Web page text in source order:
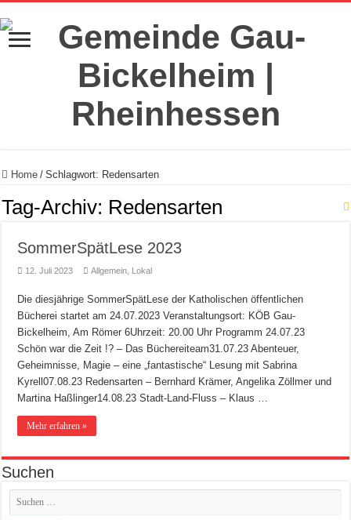
Home / Schlagwort: Redensarten
Tag-Archiv: Redensarten
SommerSpätLese 2023
12. Juli 2023 Allgemein Lokal
Die diesjährige SommerSpätLese der Katholischen öffentlichen
Bücherei startet am 24.07.2023 Veranstaltungsort: KÖB Gau-
Bickelheim, Am Römer 6Uhrzeit: 20.00 Uhr Programm 24.07.23
Schön war die Zeit !? – Das Büchereiteam31.07.23 Abenteuer,
Geheimnisse, Magie – eine „fantastische“ Lesung mit Sabrina
Kyrell07.08.23 Redensarten – Bernhard Krämer, Angelika Zöllmer und
Martina Haßlinger14.08.23 Stadt-Land-Fluss – Klaus …
Mehr erfahren »
Suchen